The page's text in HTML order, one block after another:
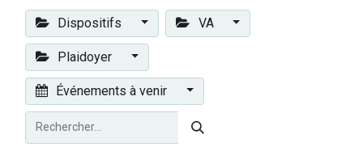
Dispositifs VA
Plaidoyer
Événements à venir